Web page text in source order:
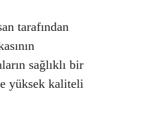
tarafından
sağlıklı bir
yüksek kaliteli